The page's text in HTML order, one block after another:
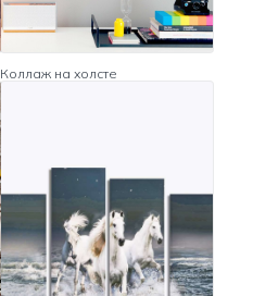
Коллаж на холсте